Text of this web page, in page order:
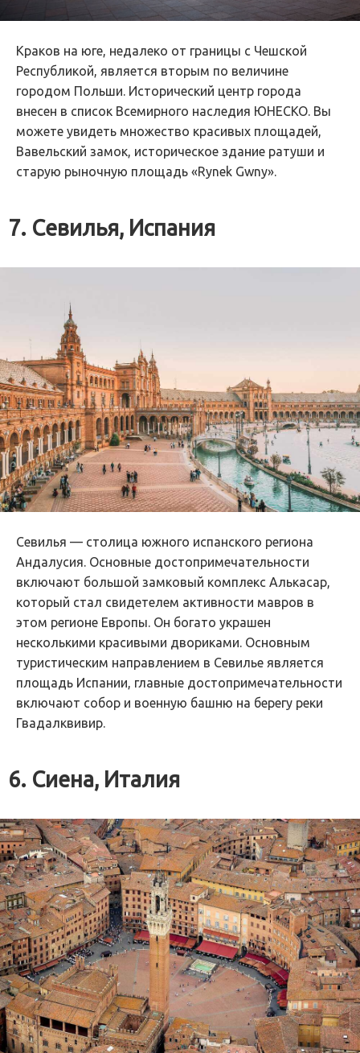
Краков на юге, недалеко от границы с Чешской
Республикой, является вторым по величине
городом Польши. Исторический центр города
внесен в список Всемирного наследия ЮНЕСКО. Вы
можете увидеть множество красивых площадей,
Вавельский замок, историческое здание ратуши и
старую рыночную площадь «Rynek Gwny».
7. Севилья, Испания
Севилья — столица южного испанского региона
Андалусия. Основные достопримечательности
включают большой замковый комплекс Алькасар,
который стал свидетелем активности мавров в
этом регионе Европы. Он богато украшен
несколькими красивыми двориками. Основным
туристическим направлением в Севилье является
площадь Испании, главные достопримечательности
включают собор и военную башню на берегу реки
Гвадалквивир.
6. Сиена, Италия